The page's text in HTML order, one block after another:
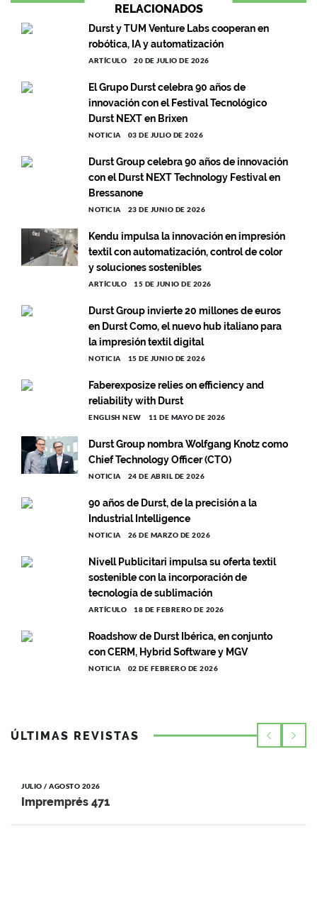
RELACIONADOS
Durst y TUM Venture Labs cooperan en
robótica, IA y automatización
ARTÍCULO 20 DE JULIO DE 2026
El Grupo Durst celebra 90 años de
innovación con el Festival Tecnológico
Durst NEXT en Brixen
NOTICIA 03 DE JULIO DE 2026
Durst Group celebra 90 años de innovación
con el Durst NEXT Technology Festival en
Bressanone
NOTICIA 23 DE JUNIO DE 2026
Kendu impulsa la innovación en impresión
textil con automatización, control de color
y soluciones sostenibles
ARTÍCULO 15 DE JUNIO DE 2026
Durst Group invierte 20 millones de euros
en Durst Como, el nuevo hub italiano para
la impresión textil digital
NOTICIA 15 DE JUNIO DE 2026
Faberexposize relies on efficiency and
reliability with Durst
ENGLISH NEW 11 DE MAYO DE 2026
Durst Group nombra Wolfgang Knotz como
Chief Technology Officer (CTO)
NOTICIA 24 DE ABRIL DE 2026
90 años de Durst, de la precisión a la
Industrial Intelligence
NOTICIA 26 DE MARZO DE 2026
Nivell Publicitari impulsa su oferta textil
sostenible con la incorporación de
tecnología de sublimación
ARTÍCULO 18 DE FEBRERO DE 2026
Roadshow de Durst Ibérica, en conjunto
con CERM, Hybrid Software y MGV
NOTICIA 02 DE FEBRERO DE 2026
ÚLTIMAS REVISTAS
JULIO / AGOSTO 2026
Impremprés 471